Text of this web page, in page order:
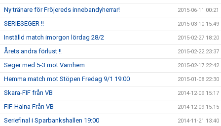
Ny tränare för Fröjereds innebandyherrar! 2015-06-11 00:21
SERIESEGER !! 2015-03-10 15:49
Inställd match imorgon lördag 28/2 2015-02-27 18:20
Årets andra förlust !! 2015-02-22 23:37
Seger med 5-3 mot Varnhem 2015-02-17 22:42
Hemma match mot Stöpen Fredag 9/1 19:00 2015-01-08 22:30
Skara-FIF från VB 2014-12-09 15:17
FIF-Halna Från VB 2014-12-09 15:15
Seriefinal i Sparbankshallen 19:00 2014-11-21 13:40